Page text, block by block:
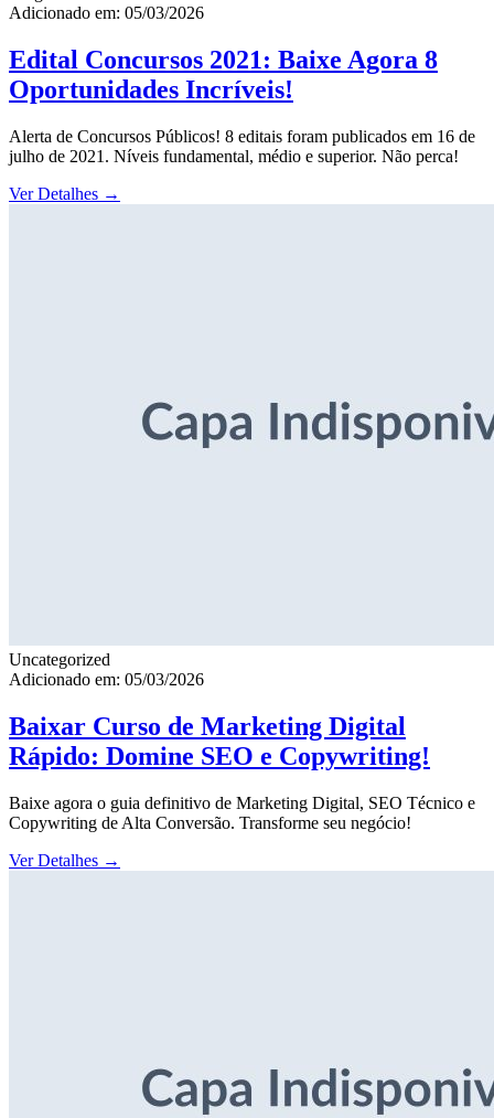
Adicionado em: 05/03/2026
Edital Concursos 2021: Baixe Agora 8
Oportunidades Incríveis!
Alerta de Concursos Públicos! 8 editais foram publicados em 16 de
julho de 2021. Níveis fundamental, médio e superior. Não perca!
Ver Detalhes →
Uncategorized
Adicionado em: 05/03/2026
Baixar Curso de Marketing Digital
Rápido: Domine SEO e Copywriting!
Baixe agora o guia definitivo de Marketing Digital, SEO Técnico e
Copywriting de Alta Conversão. Transforme seu negócio!
Ver Detalhes →